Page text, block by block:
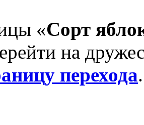
«Сорт
на
перехода.